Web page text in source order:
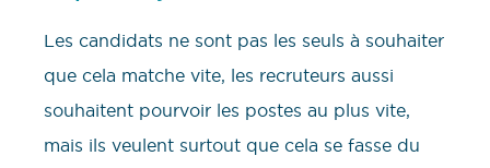
Les candidats ne sont pas les seuls à souhaiter
que cela matche vite, les recruteurs aussi
souhaitent pourvoir les postes au plus vite,
mais ils veulent surtout que cela se fasse du